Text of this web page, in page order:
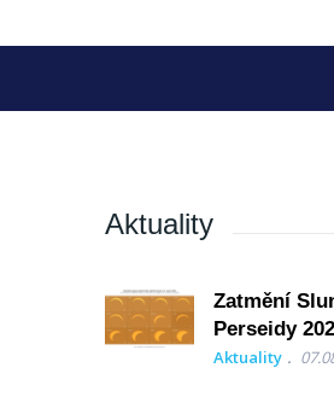
Aktuality
Zatmění
Perseidy
Aktuality